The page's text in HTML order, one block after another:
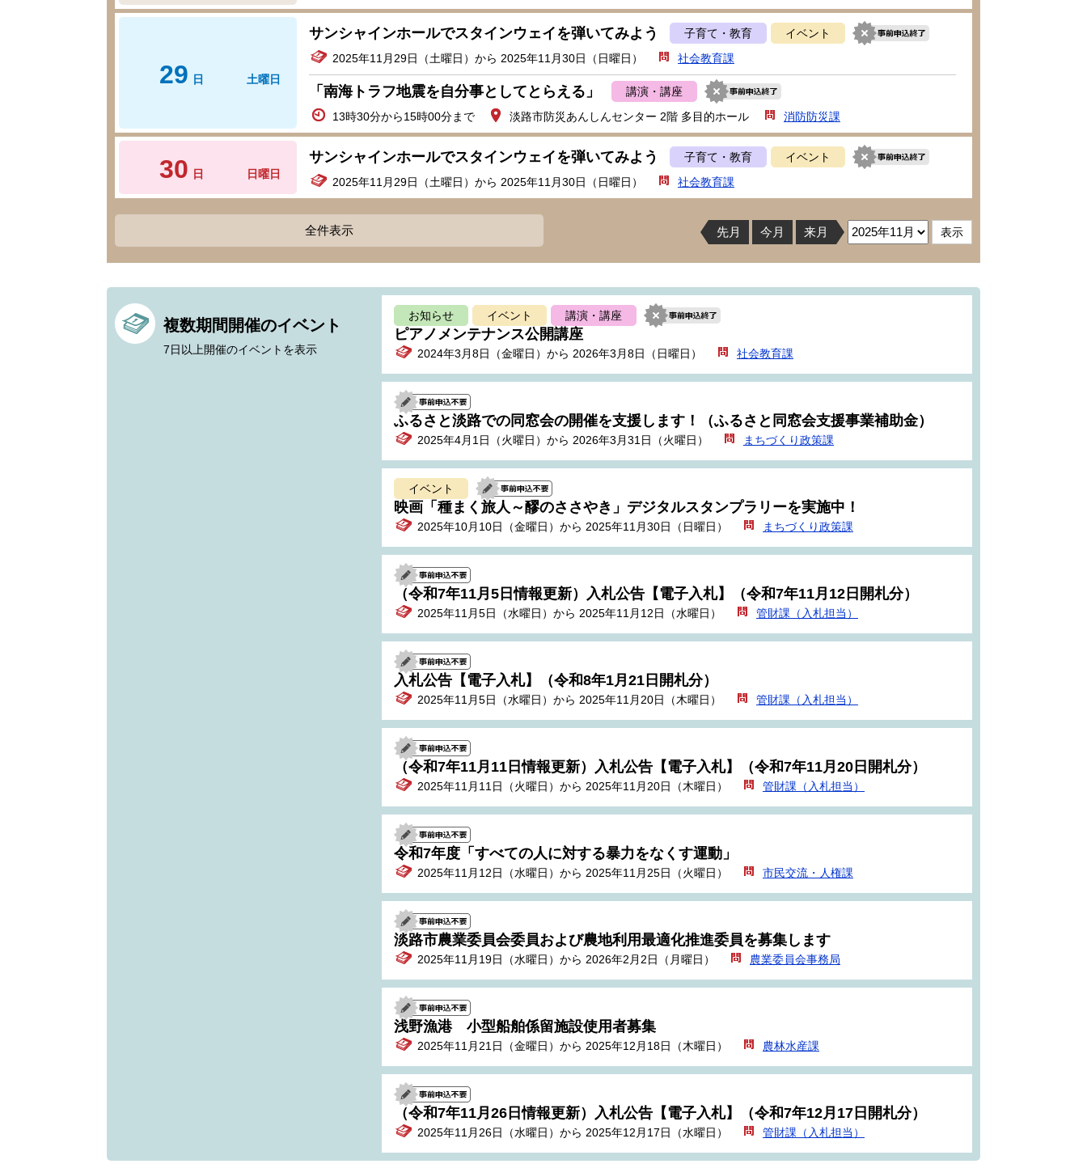
29 日 土曜日
サンシャインホールでスタインウェイを弾いてみよう 子育て・教育
イベント
2025年11月29日（土曜日）から 2025年11月30日（日曜日）
社会教育課
「南海トラフ地震を自分事としてとらえる」
講演・講座
13時30分から15時00分まで
淡路市防災あんしんセンター 2階 多目的ホール 消防防災課
30 日 日曜日
サンシャインホールでスタインウェイを弾いてみよう 子育て・教育
イベント
2025年11月29日（土曜日）から 2025年11月30日（日曜日）
社会教育課
全件表示 先月 今月 来月
複数期間開催のイベント
7日以上開催のイベントを表示
お知らせ イベント 講演・講座
ピアノメンテナンス公開講座
2024年3月8日（金曜日）から 2026年3月8日（日曜日） 社会教育課
ふるさと淡路での同窓会の開催を支援します！（ふるさと同窓会支援事業補助金）
2025年4月1日（火曜日）から 2026年3月31日（火曜日） まちづくり政策課
イベント
映画「種まく旅人～醪のささやき」デジタルスタンプラリーを実施中！
2025年10月10日（金曜日）から 2025年11月30日（日曜日） まちづくり政策課
（令和7年11月5日情報更新）入札公告【電子入札】（令和7年11月12日開札分）
2025年11月5日（水曜日）から 2025年11月12日（水曜日） 管財課（入札担当）
入札公告【電子入札】（令和8年1月21日開札分）
2025年11月5日（水曜日）から 2025年11月20日（木曜日） 管財課（入札担当）
（令和7年11月11日情報更新）入札公告【電子入札】（令和7年11月20日開札分）
2025年11月11日（火曜日）から 2025年11月20日（木曜日） 管財課（入札担当）
令和7年度「すべての人に対する暴力をなくす運動」
2025年11月12日（水曜日）から 2025年11月25日（火曜日） 市民交流・人権課
淡路市農業委員会委員および農地利用最適化推進委員を募集します
2025年11月19日（水曜日）から 2026年2月2日（月曜日） 農業委員会事務局
浅野漁港 小型船舶係留施設使用者募集
2025年11月21日（金曜日）から 2025年12月18日（木曜日） 農林水産課
（令和7年11月26日情報更新）入札公告【電子入札】（令和7年12月17日開札分）
2025年11月26日（水曜日）から 2025年12月17日（水曜日） 管財課（入札担当）